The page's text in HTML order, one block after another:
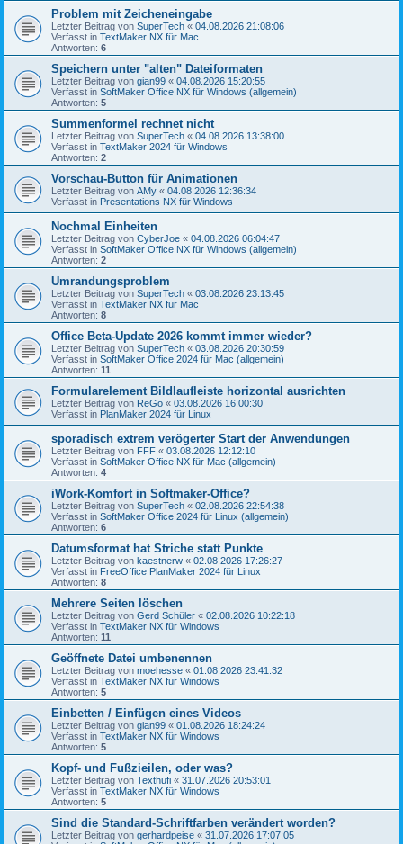
Problem mit Zeicheneingabe
Letzter Beitrag von SuperTech « 04.08.2026 21:08:06
Verfasst in TextMaker NX für Mac
Antworten: 6
Speichern unter "alten" Dateiformaten
Letzter Beitrag von gian99 « 04.08.2026 15:20:55
Verfasst in SoftMaker Office NX für Windows (allgemein)
Antworten: 5
Summenformel rechnet nicht
Letzter Beitrag von SuperTech « 04.08.2026 13:38:00
Verfasst in TextMaker 2024 für Windows
Antworten: 2
Vorschau-Button für Animationen
Letzter Beitrag von AMy « 04.08.2026 12:36:34
Verfasst in Presentations NX für Windows
Nochmal Einheiten
Letzter Beitrag von CyberJoe « 04.08.2026 06:04:47
Verfasst in SoftMaker Office NX für Windows (allgemein)
Antworten: 2
Umrandungsproblem
Letzter Beitrag von SuperTech « 03.08.2026 23:13:45
Verfasst in TextMaker NX für Mac
Antworten: 8
Office Beta-Update 2026 kommt immer wieder?
Letzter Beitrag von SuperTech « 03.08.2026 20:30:59
Verfasst in SoftMaker Office 2024 für Mac (allgemein)
Antworten: 11
Formularelement Bildlaufleiste horizontal ausrichten
Letzter Beitrag von ReGo « 03.08.2026 16:00:30
Verfasst in PlanMaker 2024 für Linux
sporadisch extrem verögerter Start der Anwendungen
Letzter Beitrag von FFF « 03.08.2026 12:12:10
Verfasst in SoftMaker Office NX für Mac (allgemein)
Antworten: 4
iWork-Komfort in Softmaker-Office?
Letzter Beitrag von SuperTech « 02.08.2026 22:54:38
Verfasst in SoftMaker Office 2024 für Linux (allgemein)
Antworten: 6
Datumsformat hat Striche statt Punkte
Letzter Beitrag von kaestnerw « 02.08.2026 17:26:27
Verfasst in FreeOffice PlanMaker 2024 für Linux
Antworten: 8
Mehrere Seiten löschen
Letzter Beitrag von Gerd Schüler « 02.08.2026 10:22:18
Verfasst in TextMaker NX für Windows
Antworten: 11
Geöffnete Datei umbenennen
Letzter Beitrag von moehesse « 01.08.2026 23:41:32
Verfasst in TextMaker NX für Windows
Antworten: 5
Einbetten / Einfügen eines Videos
Letzter Beitrag von gian99 « 01.08.2026 18:24:24
Verfasst in TextMaker NX für Windows
Antworten: 5
Kopf- und Fußzieilen, oder was?
Letzter Beitrag von Texthufi « 31.07.2026 20:53:01
Verfasst in TextMaker NX für Windows
Antworten: 5
Sind die Standard-Schriftfarben verändert worden?
Letzter Beitrag von gerhardpeise « 31.07.2026 17:07:05